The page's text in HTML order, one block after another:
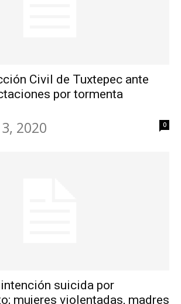
Civil de Tuxtepec ante
por tormenta
2020 0
suicida por
mujeres violentadas, madres